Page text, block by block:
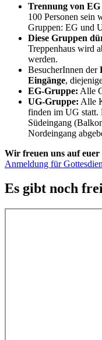
Trennung von
100 Personen sein
Gruppen: EG und
Diese Gruppen
Treppenhaus wird
werden.
BesucherInnen der
Eingänge,
EG-Gruppe: Alle
UG-Gruppe: Alle
finden im UG statt.
Südeingang
Nordeingang
Wir freuen uns auf euer
Anmeldung für
Es gibt noch